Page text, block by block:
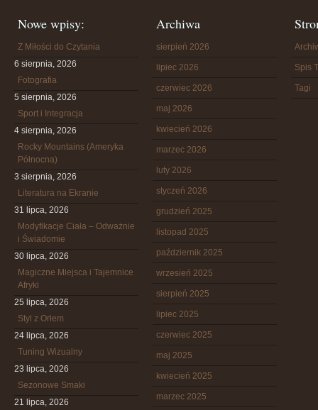
Nowe wpisy:
Z Miłości do Czytania
6 sierpnia, 2026
Fotografia
5 sierpnia, 2026
Sport i Integracja
4 sierpnia, 2026
Rocky Mountains (Ameryka
Północna)
3 sierpnia, 2026
Literatura na Ekranie
31 lipca, 2026
Modyfikacje Ciała – Odważnie
i Świadomie
30 lipca, 2026
Magiczne Miejsca i Tajemnice
Afryki
25 lipca, 2026
Styl z Orłem
24 lipca, 2026
Tuning Wizualny
23 lipca, 2026
Sezonowe Smaki
21 lipca, 2026
Archiwa
sierpień 2026
lipiec 2026
czerwiec 2026
maj 2026
kwiecień 2026
marzec 2026
luty 2026
styczeń 2026
grudzień 2025
listopad 2025
październik 2025
wrzesień 2025
sierpień 2025
lipiec 2025
czerwiec 2025
maj 2025
kwiecień 2025
marzec 2025
Spis
Tagi